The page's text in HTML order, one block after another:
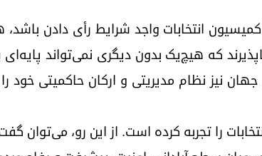
انتخابات واجد شرایط رأی دادن
که هیچ‌یک بدون دیگری نمی‌تواند
نیز نظام مدیریتی و ارکان حاکمیتی خود را